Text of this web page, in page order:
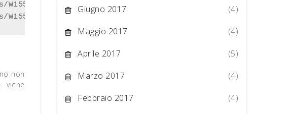
], Response: [ 200
offerta.css ],
non
Giugno 2017
(4)
Maggio 2017
(4)
Aprile 2017
(5)
Marzo 2017
(4)
Febbraio 2017
(4)